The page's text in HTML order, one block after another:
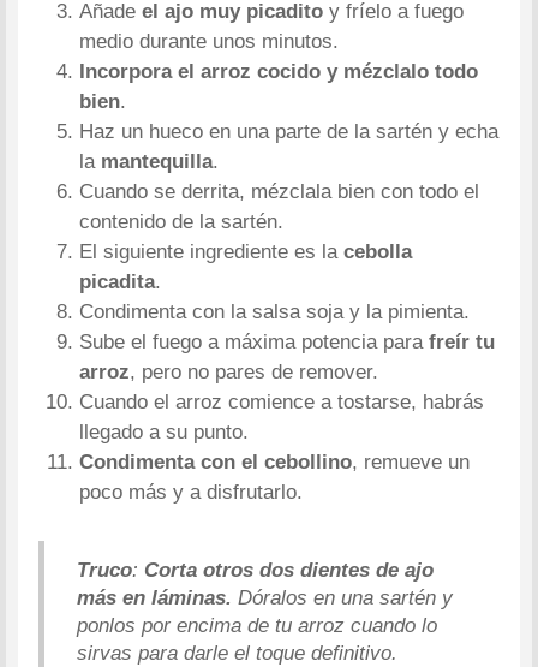
Añadeel ajo muy picaditoy fríelo a fuego
medio durante unos minutos.
Incorpora el arroz cocido y mézclalo todo
bien.
Haz un hueco en una parte de la sartén y echa
la mantequilla.
Cuando se derrita, mézclala bien con todo el
contenido de la sartén.
El siguiente ingrediente es lacebolla
picadita.
Condimenta con la salsa soja y la pimienta.
Sube el fuego a máxima potencia parafreír tu
arroz, pero no pares de remover.
Cuando el arroz comience a tostarse, habrás
llegado a su punto.
Condimenta con el cebollino, remueve un
poco más y a disfrutarlo.
Truco: Corta otros dos dientes de ajo
más en láminas.Dóralos en una sartén y
ponlos por encima de tu arroz cuando lo
sirvas para darle el toque definitivo.